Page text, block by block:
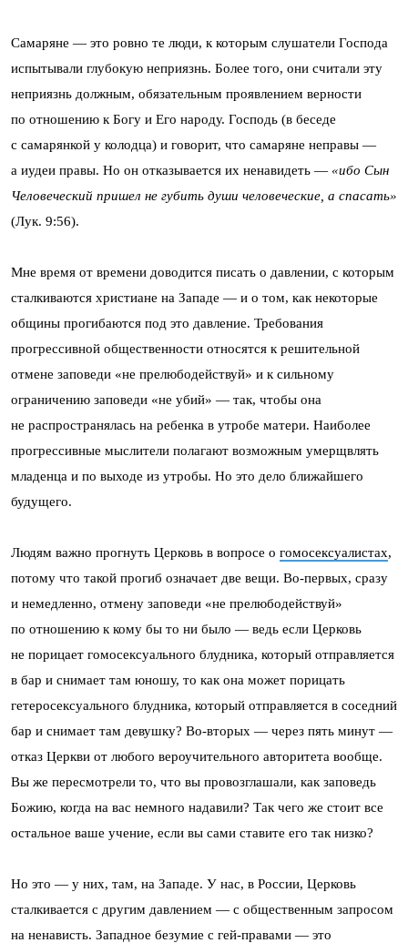
Самаряне — это ровно те люди, к которым слушатели Господа
испытывали глубокую неприязнь. Более того, они считали эту
неприязнь должным, обязательным проявлением верности
по отношению к Богу и Его народу. Господь (в беседе
с самарянкой у колодца) и говорит, что самаряне неправы —
а иудеи правы. Но он отказывается их ненавидеть — «ибо Сын
Человеческий пришел не губить души человеческие, а спасать»
(Лук. 9:56).
Мне время от времени доводится писать о давлении, с которым
сталкиваются христиане на Западе — и о том, как некоторые
общины прогибаются под это давление. Требования
прогрессивной общественности относятся к решительной
отмене заповеди «не прелюбодействуй» и к сильному
ограничению заповеди «не убий» — так, чтобы она
не распространялась на ребенка в утробе матери. Наиболее
прогрессивные мыслители полагают возможным умерщвлять
младенца и по выходе из утробы. Но это дело ближайшего
будущего.
Людям важно прогнуть Церковь в вопросе о гомосексуалистах,
потому что такой прогиб означает две вещи. Во-первых, сразу
и немедленно, отмену заповеди «не прелюбодействуй»
по отношению к кому бы то ни было — ведь если Церковь
не порицает гомосексуального блудника, который отправляется
в бар и снимает там юношу, то как она может порицать
гетеросексуального блудника, который отправляется в соседний
бар и снимает там девушку? Во-вторых — через пять минут —
отказ Церкви от любого вероучительного авторитета вообще.
Вы же пересмотрели то, что вы провозглашали, как заповедь
Божию, когда на вас немного надавили? Так чего же стоит все
остальное ваше учение, если вы сами ставите его так низко?
Но это — у них, там, на Западе. У нас, в России, Церковь
сталкивается с другим давлением — с общественным запросом
на ненависть. Западное безумие с гей-правами — это